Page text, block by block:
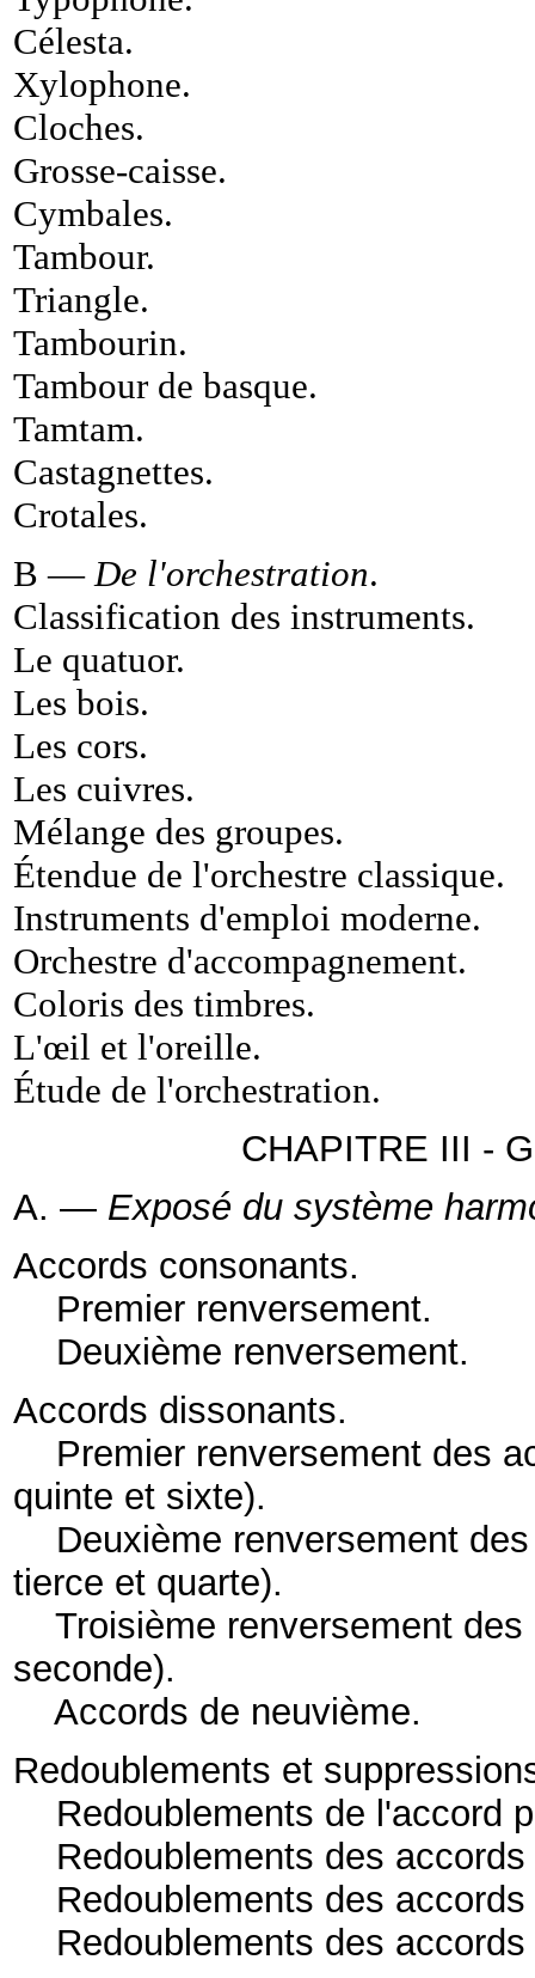
Célesta.
Xylophone.
Cloches.
Grosse-caisse.
Cymbales.
Tambour.
Triangle.
Tambourin.
Tambour de basque.
Tamtam.
Castagnettes.
Crotales.
B —De l'orchestration.
Classification des instruments.
Le quatuor.
Les bois.
Les cors.
Les cuivres.
Mélange des groupes.
Étendue de l'orchestre classique.
Instruments d'emploi moderne.
Orchestre d'accompagnement.
Coloris des timbres.
L'œil et l'oreille.
Étude de l'orchestration.
CHAPITRE III -
A. — Exposé du système
Accords consonants.
Premier renversement.
Deuxième renversement.
Accords dissonants.
Premier renversement des
quinte et sixte).
Deuxième renversement
tierce et quarte).
Troisième renversement
seconde).
Accords de neuvième.
Redoublements et
Redoublements de l'accord
Redoublements des
Redoublements des
Redoublements des